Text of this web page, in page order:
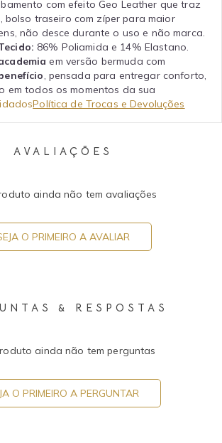
com efeito Geo Leather que traz
bolso traseiro com zíper para maior
não desce durante o uso e não marca.
86% Poliamida e 14% Elastano.
em versão bermuda com
, pensada para entregar conforto,
em todos os momentos da sua
Política de Trocas e Devoluções
AVALIAÇÕES
ainda não tem avaliações
O PRIMEIRO A AVALIAR
& RESPOSTAS
ainda não tem perguntas
O PRIMEIRO A PERGUNTAR